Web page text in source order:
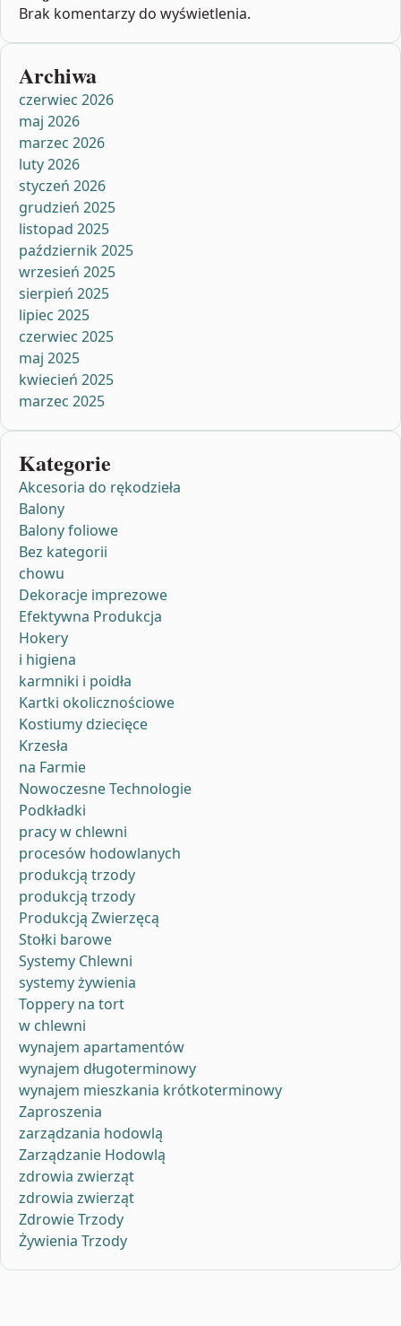
Brak komentarzy do wyświetlenia.
Archiwa
czerwiec 2026
maj 2026
marzec 2026
luty 2026
styczeń 2026
grudzień 2025
listopad 2025
październik 2025
wrzesień 2025
sierpień 2025
lipiec 2025
czerwiec 2025
maj 2025
kwiecień 2025
marzec 2025
Kategorie
Akcesoria do rękodzieła
Balony
Balony foliowe
Bez kategorii
chowu
Dekoracje imprezowe
Efektywna Produkcja
Hokery
i higiena
karmniki i poidła
Kartki okolicznościowe
Kostiumy dziecięce
Krzesła
na Farmie
Nowoczesne Technologie
Podkładki
pracy w chlewni
procesów hodowlanych
produkcją trzody
produkcją trzody
Produkcją Zwierzęcą
Stołki barowe
Systemy Chlewni
systemy żywienia
Toppery na tort
w chlewni
wynajem apartamentów
wynajem długoterminowy
wynajem mieszkania krótkoterminowy
Zaproszenia
zarządzania hodowlą
Zarządzanie Hodowlą
zdrowia zwierząt
zdrowia zwierząt
Zdrowie Trzody
Żywienia Trzody